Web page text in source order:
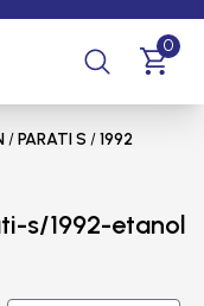
0
/PARATI S /1992
s/1992-etanol